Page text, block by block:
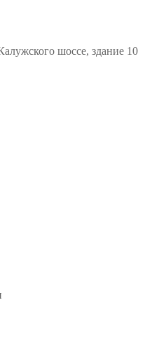
шоссе, здание 10